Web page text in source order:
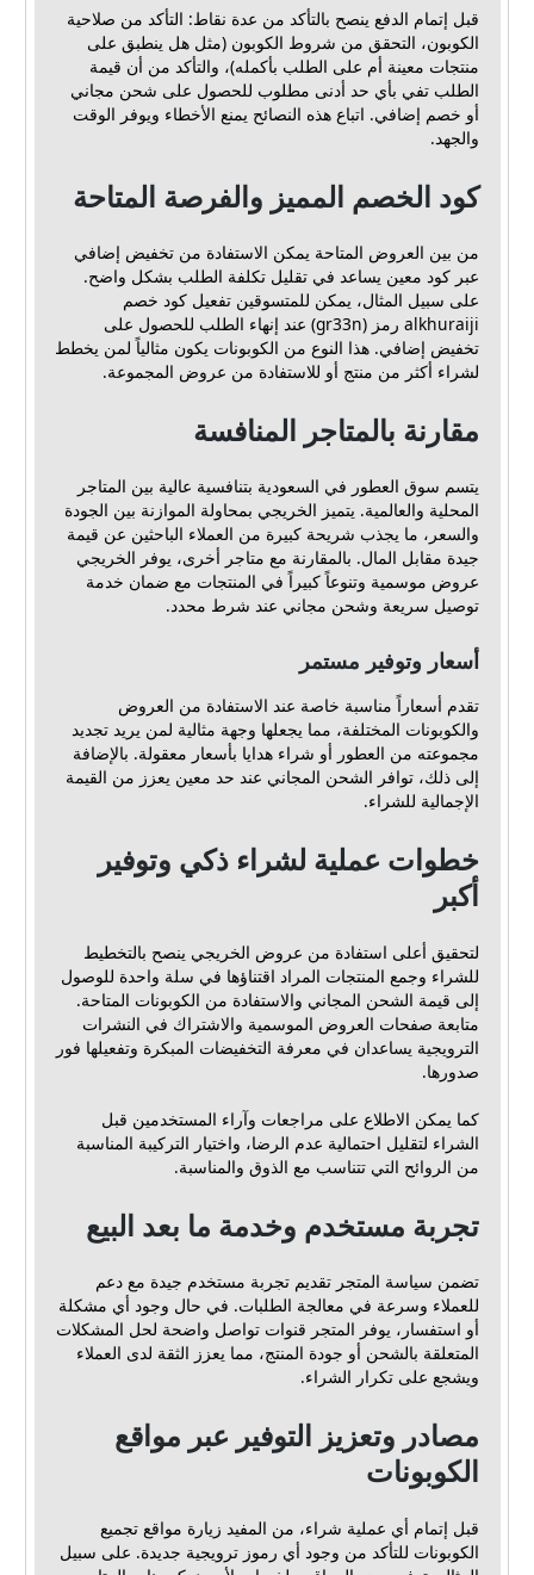
قبل إتمام الدفع ينصح بالتأكد من عدة نقاط: التأكد من صلاحية
الكوبون، التحقق من شروط الكوبون (مثل هل ينطبق على
منتجات معينة أم على الطلب بأكمله)، والتأكد من أن قيمة
الطلب تفي بأي حد أدنى مطلوب للحصول على شحن مجاني
أو خصم إضافي. اتباع هذه النصائح يمنع الأخطاء ويوفر الوقت
والجهد.
كود الخصم المميز والفرصة المتاحة
من بين العروض المتاحة يمكن الاستفادة من تخفيض إضافي
عبر كود معين يساعد في تقليل تكلفة الطلب بشكل واضح.
على سبيل المثال، يمكن للمتسوقين تفعيل كود خصم
alkhuraiji رمز (gr33n) عند إنهاء الطلب للحصول على
تخفيض إضافي. هذا النوع من الكوبونات يكون مثالياً لمن يخطط
لشراء أكثر من منتج أو للاستفادة من عروض المجموعة.
مقارنة بالمتاجر المنافسة
يتسم سوق العطور في السعودية بتنافسية عالية بين المتاجر
المحلية والعالمية. يتميز الخريجي بمحاولة الموازنة بين الجودة
والسعر، ما يجذب شريحة كبيرة من العملاء الباحثين عن قيمة
جيدة مقابل المال. بالمقارنة مع متاجر أخرى، يوفر الخريجي
عروض موسمية وتنوعاً كبيراً في المنتجات مع ضمان خدمة
توصيل سريعة وشحن مجاني عند شرط محدد.
أسعار وتوفير مستمر
تقدم أسعاراً مناسبة خاصة عند الاستفادة من العروض
والكوبونات المختلفة، مما يجعلها وجهة مثالية لمن يريد تجديد
مجموعته من العطور أو شراء هدايا بأسعار معقولة. بالإضافة
إلى ذلك، توافر الشحن المجاني عند حد معين يعزز من القيمة
الإجمالية للشراء.
خطوات عملية لشراء ذكي وتوفير
أكبر
لتحقيق أعلى استفادة من عروض الخريجي ينصح بالتخطيط
للشراء وجمع المنتجات المراد اقتناؤها في سلة واحدة للوصول
إلى قيمة الشحن المجاني والاستفادة من الكوبونات المتاحة.
متابعة صفحات العروض الموسمية والاشتراك في النشرات
الترويجية يساعدان في معرفة التخفيضات المبكرة وتفعيلها فور
صدورها.
كما يمكن الاطلاع على مراجعات وآراء المستخدمين قبل
الشراء لتقليل احتمالية عدم الرضا، واختيار التركيبة المناسبة
من الروائح التي تتناسب مع الذوق والمناسبة.
تجربة مستخدم وخدمة ما بعد البيع
تضمن سياسة المتجر تقديم تجربة مستخدم جيدة مع دعم
للعملاء وسرعة في معالجة الطلبات. في حال وجود أي مشكلة
أو استفسار، يوفر المتجر قنوات تواصل واضحة لحل المشكلات
المتعلقة بالشحن أو جودة المنتج، مما يعزز الثقة لدى العملاء
ويشجع على تكرار الشراء.
مصادر وتعزيز التوفير عبر مواقع
الكوبونات
قبل إتمام أي عملية شراء، من المفيد زيارة مواقع تجميع
الكوبونات للتأكد من وجود أي رموز ترويجية جديدة. على سبيل